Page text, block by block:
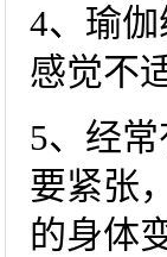
4、瑜
感觉不
5、经
要紧张
的身体